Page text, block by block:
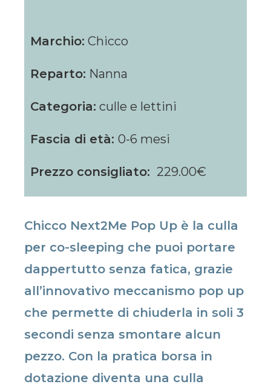
Marchio: Chicco
Reparto: Nanna
Categoria: culle e lettini
Fascia di età: 0-6 mesi
Prezzo consigliato: 229.00€
Chicco Next2Me Pop Up è la culla
per co-sleeping che puoi portare
dappertutto senza fatica, grazie
all’innovativo meccanismo pop up
che permette di chiuderla in soli 3
secondi senza smontare alcun
pezzo. Con la pratica borsa in
dotazione diventa una culla